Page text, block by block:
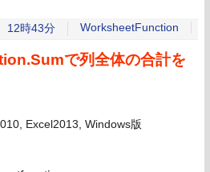
12時43分 WorksheetFunction
で列全体の合計を
Excel2013, Windows版